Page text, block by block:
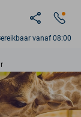
vanaf 08:00